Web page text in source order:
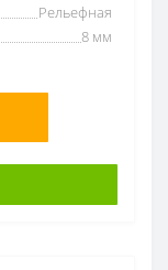
Рельефная
8 мм